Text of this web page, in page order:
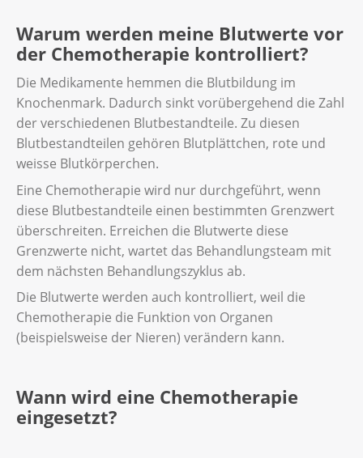
Warum werden meine Blutwerte vor
der Chemotherapie kontrolliert?
Die Medikamente hemmen die Blutbildung im
Knochenmark. Dadurch sinkt vorübergehend die Zahl
der verschiedenen Blutbestandteile. Zu diesen
Blutbestandteilen gehören Blutplättchen, rote und
weisse Blutkörperchen.
Eine Chemotherapie wird nur durchgeführt, wenn
diese Blutbestandteile einen bestimmten Grenzwert
überschreiten. Erreichen die Blutwerte diese
Grenzwerte nicht, wartet das Behandlungsteam mit
dem nächsten Behandlungszyklus ab.
Die Blutwerte werden auch kontrolliert, weil die
Chemotherapie die Funktion von Organen
(beispielsweise der Nieren) verändern kann.
Wann wird eine Chemotherapie
eingesetzt?